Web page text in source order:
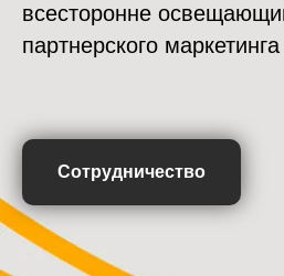
всесторонне
партнерского маркетинга
Сотрудничество